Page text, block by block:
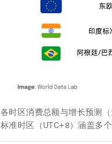
各时区消费总额与增长预测
标准时区（UTC+8）涵盖多